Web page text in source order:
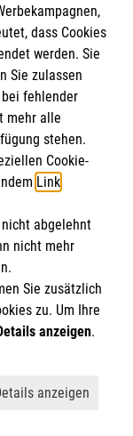
| Datenschutz
dass Cookies
werden. Sie
Sie zulassen
fehlender
mehr alle
stehen.
Cookie-
Link.
abgelehnt
nicht mehr
Sie zusätzlich
zu. Um Ihre
anzeigen.
ab
Cookies
anzeigen